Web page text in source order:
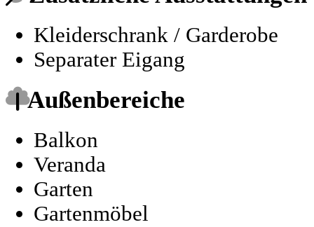
Kleiderschrank / Garderobe
Separater Eigang
Außenbereiche
Balkon
Veranda
Garten
Gartenmöbel